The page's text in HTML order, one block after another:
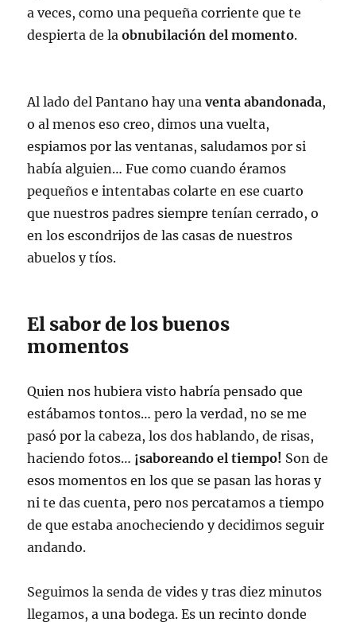
a veces, como una pequeña corriente que te
despierta de laobnubilación del momento.
Al lado del Pantano hay unaventa abandonada,
o al menos eso creo, dimos una vuelta,
espiamos por las ventanas, saludamos por si
había alguien… Fue como cuando éramos
pequeños e intentabas colarte en ese cuarto
que nuestros padres siempre tenían cerrado, o
en los escondrijos de las casas de nuestros
abuelos y tíos.
El sabor de los buenos
momentos
Quien nos hubiera visto habría pensado que
estábamos tontos… pero la verdad, no se me
pasó por la cabeza, los dos hablando, de risas,
haciendo fotos… ¡saboreando el tiempo! Son de
esos momentos en los que se pasan las horas y
ni te das cuenta, pero nos percatamos a tiempo
de que estaba anocheciendo y decidimos seguir
andando.
Seguimos la senda de vides y tras diez minutos
llegamos, a una bodega. Es un recinto donde